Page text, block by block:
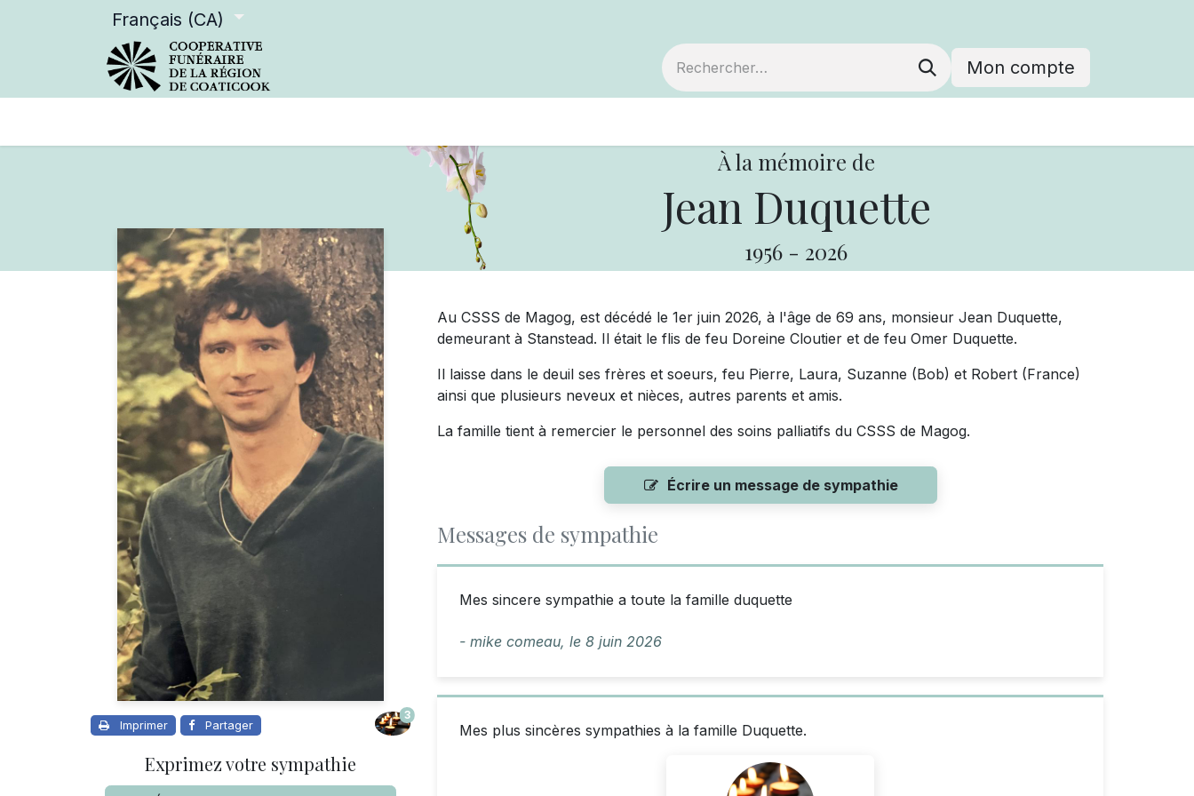
Français (CA)
Mon compte
À la mémoire de
Jean Duquette
1956 - 2026
Imprimer Partager
3
Exprimez votre sympathie
Au CSSS de Magog, est décédé le 1er juin 2026, à l'âge de 69 ans, monsieur Jean Duquette,
demeurant à Stanstead. Il était le flis de feu Doreine Cloutier et de feu Omer Duquette.
Il laisse dans le deuil ses frères et soeurs, feu Pierre, Laura, Suzanne (Bob) et Robert (France)
ainsi que plusieurs neveux et nièces, autres parents et amis.
La famille tient à remercier le personnel des soins palliatifs du CSSS de Magog.
Écrire un message de sympathie
Messages de sympathie
Mes sincere sympathie a toute la famille duquette
- mike comeau, le 8 juin 2026
Mes plus sincères sympathies à la famille Duquette.